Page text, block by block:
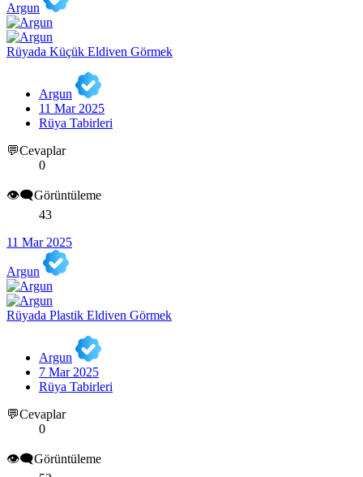
Argun
Rüyada Küçük Eldiven Görmek
Argun
11 Mar 2025
Rüya Tabirleri
💬Cevaplar
0
👁️‍🗨️Görüntüleme
43
11 Mar 2025
Argun
Rüyada Plastik Eldiven Görmek
Argun
7 Mar 2025
Rüya Tabirleri
💬Cevaplar
0
👁️‍🗨️Görüntüleme